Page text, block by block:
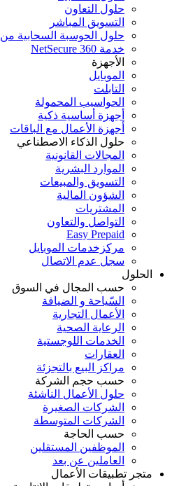
حلول التعاون
التسويق المباشر
حلول الحوسبة السحابية من AWS
خدمة NetSecure 360
الأجهزة
الموبايل
التابلت
الحواسيب المحمولة
أجهزة أساسية ذكية
أجهزة الأعمال مع الباقات
حلول الذكاء الاصطناعي
المجالات القانونية
الموارد البشرية
التسويق والمبيعات
الشؤون المالية
المشتريات
التواصل والتعاون
Easy Prepaid
مركزخدمات الموبايل
سجل عدم الاتصال
الحلول
حسب المجال في السوق
السّياحة و الضيافة
الأعمال التجارية
الرعاية الصحية
الخدمات اللوجستية
العقارات
مراكز البيع بالتجزئة
حسب حجم الشركة
حلول الأعمال الناشئة
الشركات الصغيرة
الشركات المتوسطة
حسب الحاجة
الموظفين المستقلين
العاملين عن بعد
متجر تطبيقات الأعمال